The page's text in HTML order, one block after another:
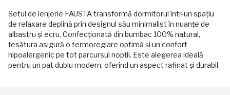
Setul de lenjerie FAUSTA transformă dormitorul într-un spațiu
de relaxare deplină prin designul său minimalist în nuanțe de
albastru și ecru. Confecționată din bumbac 100% natural,
țesătura asigură o termoreglare optimă și un confort
hipoalergenic pe tot parcursul nopții. Este alegerea ideală
pentru un pat dublu modern, oferind un aspect rafinat și durabil.